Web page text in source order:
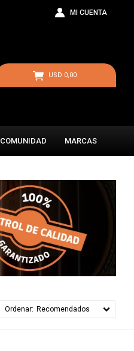
COMUNIDAD MARCAS
USD 0,00
Recomendados